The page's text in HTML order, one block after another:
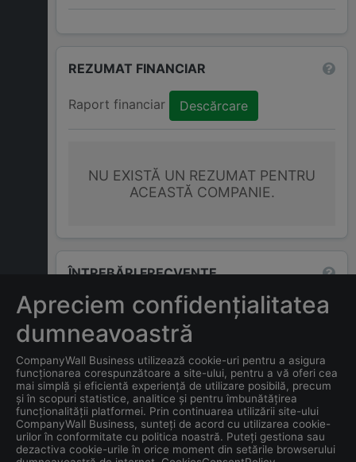
REZUMAT FINANCIAR
Raport financiar Descărcare
NU EXISTĂ UN REZUMAT PENTRU
ACEASTĂ COMPANIE.
ÎNTREBĂRI FRECVENTE
Care este adresa companiei
SAFA FOOD TRADING
S.R.L.?
Care este data înființării
companieiSAFA FOOD
TRADING S.R.L.?
Apreciem confidențialitatea
dumneavoastră
CompanyWall Business utilizează cookie-uri pentru a asigura
funcționarea corespunzătoare a site-ului, pentru a vă oferi cea
mai simplă și eficientă experiență de utilizare posibilă, precum
și în scopuri statistice, analitice și pentru îmbunătățirea
funcționalității platformei. Prin continuarea utilizării site-ului
CompanyWall Business, sunteți de acord cu utilizarea cookie-
urilor în conformitate cu politica noastră. Puteți gestiona sau
dezactiva cookie-urile în orice moment din setările browserului